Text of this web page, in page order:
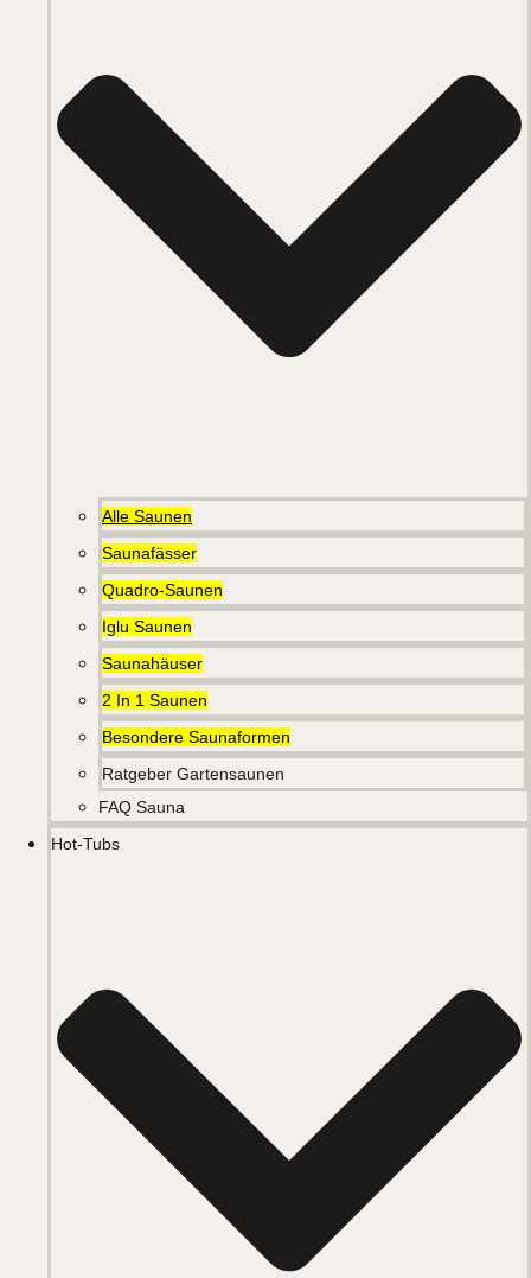
Alle Saunen
Saunafässer
Quadro-Saunen
Iglu Saunen
Saunahäuser
2 In 1 Saunen
Besondere Saunaformen
Ratgeber Gartensaunen
FAQ Sauna
Hot-Tubs